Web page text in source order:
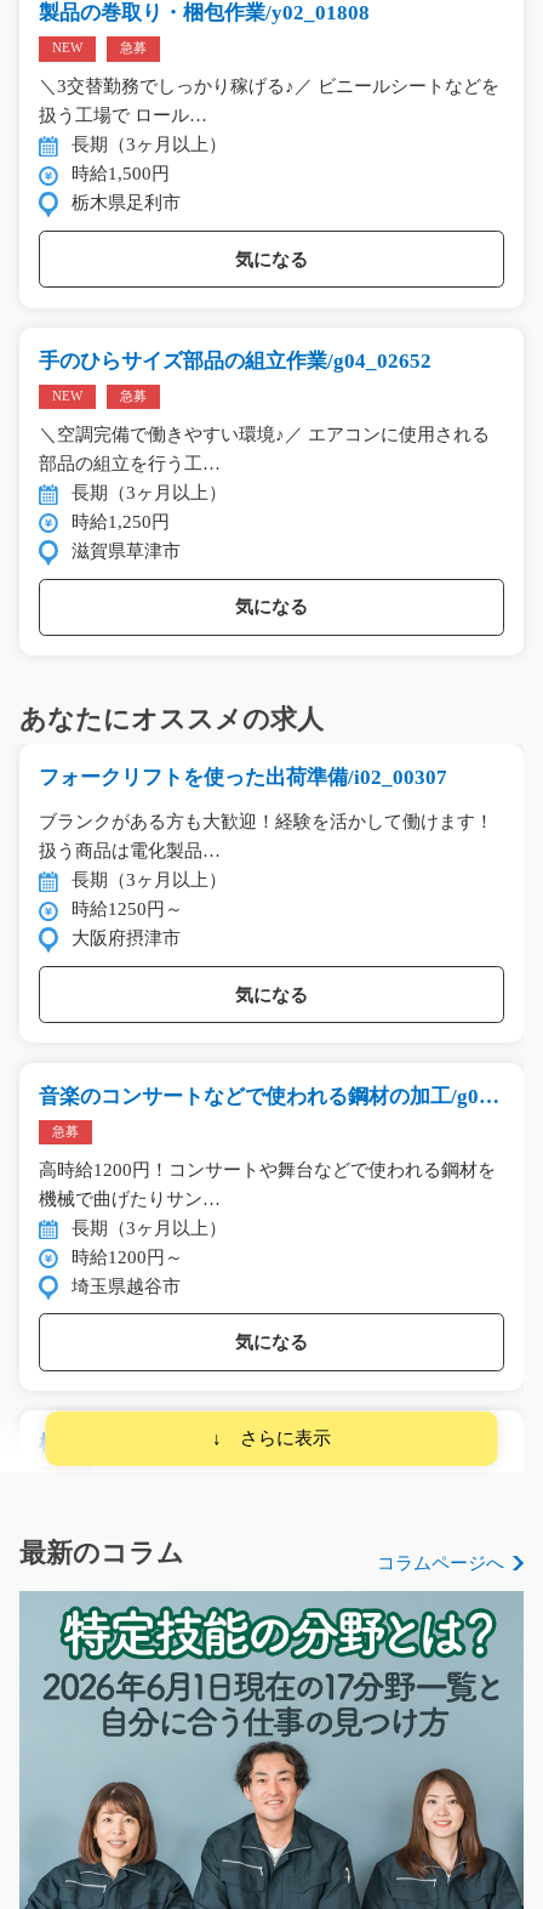
製品の巻取り・梱包作業/y02_01808
NEW 急募
＼3交替勤務でしっかり稼げる♪／ ビニールシートなどを
扱う工場で ロール…
長期（3ヶ月以上）
時給1,500円
栃木県足利市
気になる
手のひらサイズ部品の組立作業/g04_02652
NEW 急募
＼空調完備で働きやすい環境♪／ エアコンに使用される
部品の組立を行う工…
長期（3ヶ月以上）
時給1,250円
滋賀県草津市
気になる
あなたにオススメの求人
フォークリフトを使った出荷準備/i02_00307
ブランクがある方も大歓迎！経験を活かして働けます！
扱う商品は電化製品…
長期（3ヶ月以上）
時給1250円～
大阪府摂津市
気になる
音楽のコンサートなどで使われる鋼材の加工/g02_
00068
急募
高時給1200円！コンサートや舞台などで使われる鋼材を
機械で曲げたりサン…
長期（3ヶ月以上）
時給1200円～
埼玉県越谷市
気になる
植物園レジスタッフ/i01_01354
や植物の販売に関わ…
時給1,280円
三重県津市
気になる
リーチリフトでの運搬・受入業務/y01_01454
☆資格や経験を活かせます！ ☆パレットに積まれている
精密機械や部品、モー…
最新のコラム コラムページへ